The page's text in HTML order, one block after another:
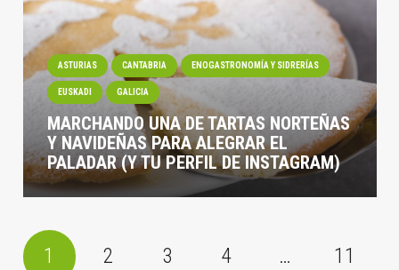
ASTURIAS CANTABRIA ENOGASTRONOMÍA Y SIDRERÍAS
EUSKADI GALICIA
MARCHANDO UNA DE TARTAS NORTEÑAS
Y NAVIDEÑAS PARA ALEGRAR EL
PALADAR (Y TU PERFIL DE INSTAGRAM)
1 2 3 4 … 11